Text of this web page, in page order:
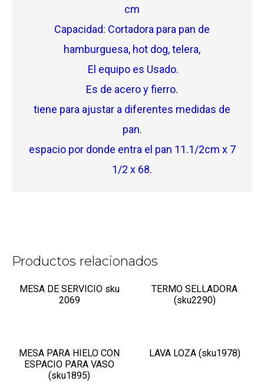
cm
Capacidad: Cortadora para pan de
hamburguesa, hot dog, telera,
El equipo es Usado.
Es de acero y fierro.
tiene para ajustar a diferentes medidas de
pan.
espacio por donde entra el pan 11.1/2cm x 7
1/2 x 68.
Productos relacionados
MESA DE SERVICIO sku
2069
TERMO SELLADORA
(sku2290)
MESA PARA HIELO CON
ESPACIO PARA VASO
(sku1895)
LAVA LOZA (sku1978)